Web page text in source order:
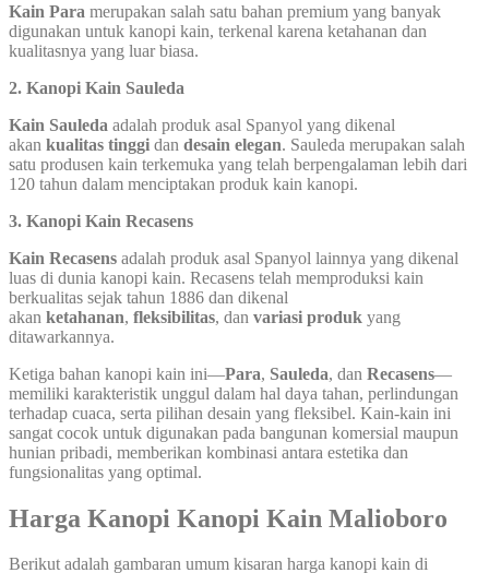
Kain Para merupakan salah satu bahan premium yang banyak
digunakan untuk kanopi kain, terkenal karena ketahanan dan
kualitasnya yang luar biasa.
2. Kanopi Kain Sauleda
Kain Sauleda adalah produk asal Spanyol yang dikenal
akan kualitas tinggi dan desain elegan. Sauleda merupakan salah
satu produsen kain terkemuka yang telah berpengalaman lebih dari
120 tahun dalam menciptakan produk kain kanopi.
3. Kanopi Kain Recasens
Kain Recasens adalah produk asal Spanyol lainnya yang dikenal
luas di dunia kanopi kain. Recasens telah memproduksi kain
berkualitas sejak tahun 1886 dan dikenal
akan ketahanan, fleksibilitas, dan variasi produk yang
ditawarkannya.
Ketiga bahan kanopi kain ini—Para, Sauleda, dan Recasens—
memiliki karakteristik unggul dalam hal daya tahan, perlindungan
terhadap cuaca, serta pilihan desain yang fleksibel. Kain-kain ini
sangat cocok untuk digunakan pada bangunan komersial maupun
hunian pribadi, memberikan kombinasi antara estetika dan
fungsionalitas yang optimal.
Harga Kanopi Kanopi Kain Malioboro
Berikut adalah gambaran umum kisaran harga kanopi kain di